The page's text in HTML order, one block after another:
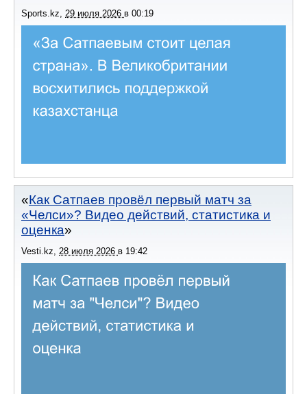
Sports.kz 29 июля 2026 в 00:19
Как Сатпаев провёл первый матч за
«Челси»? Видео действий, статистика и
оценка
Vesti.kz 28 июля 2026 в 19:42